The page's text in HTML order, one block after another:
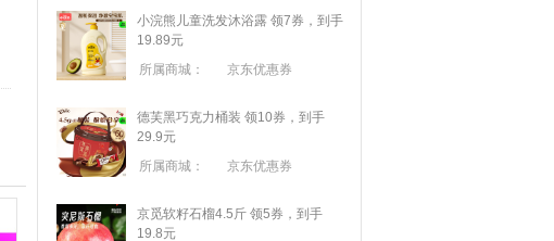
小浣熊儿童洗发沐浴露 领7券，到手
19.89元
所属商城：
京东优惠券
德芙黑巧克力桶装 领10券，到手
29.9元
所属商城：
京东优惠券
京觅软籽石榴4.5斤 领5券，到手
19.8元